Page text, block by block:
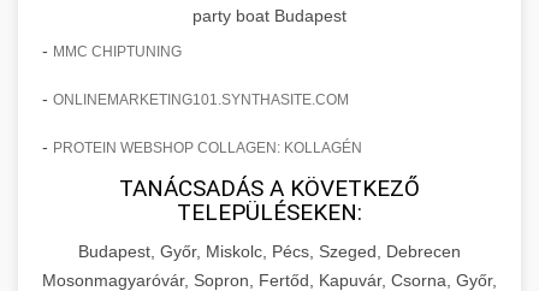
party boat Budapest
- MMC CHIPTUNING
- ONLINEMARKETING101.SYNTHASITE.COM
- PROTEIN WEBSHOP COLLAGEN: KOLLAGÉN
TANÁCSADÁS A KÖVETKEZŐ
TELEPÜLÉSEKEN:
Budapest, Győr, Miskolc, Pécs, Szeged, Debrecen
Mosonmagyaróvár, Sopron, Fertőd, Kapuvár, Csorna, Győr,